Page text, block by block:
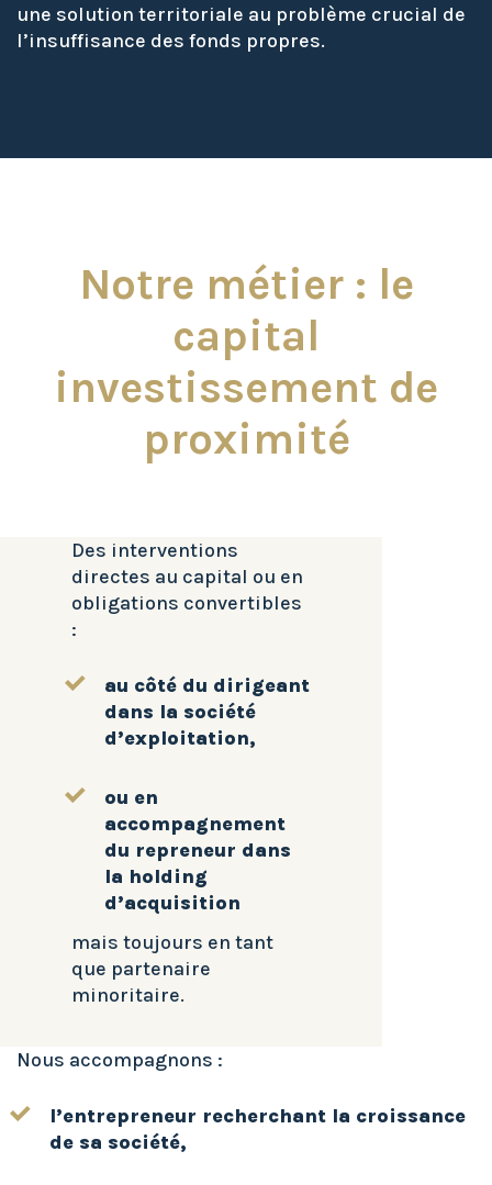
une solution territoriale au problème crucial de
l’insuffisance des fonds propres.
Notre métier : le
capital
investissement de
proximité
Des interventions
directes au capital ou en
obligations convertibles
:
au côté du dirigeant
dans la société
d’exploitation,
ou en
accompagnement
du repreneur dans
la holding
d’acquisition
mais toujours en tant
que partenaire
minoritaire.
Nous accompagnons :
l’entrepreneur recherchant la croissance
de sa société,